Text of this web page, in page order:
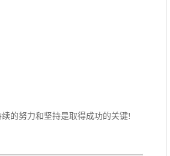
的努力和坚持是取得成功的关键!